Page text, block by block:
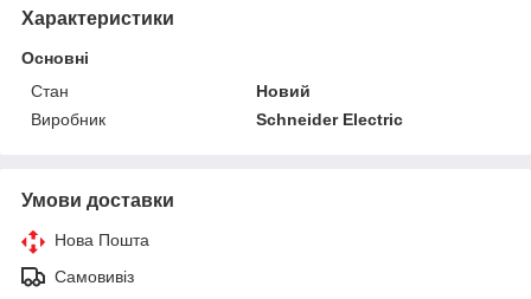
Характеристики
Основні
Стан
Новий
Виробник
Schneider Electric
Умови доставки
Нова Пошта
Самовивіз